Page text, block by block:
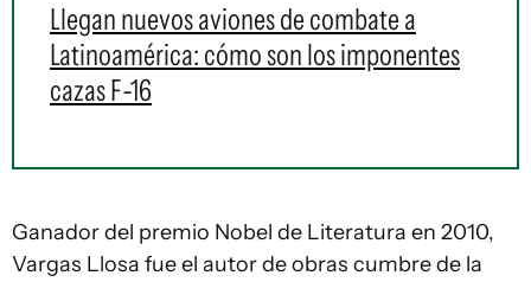
Llegan nuevos aviones de combate a
Latinoamérica: cómo son los imponentes
cazas F-16
Ganador del premio Nobel de Literatura en 2010,
Vargas Llosa fue el autor de obras cumbre de la